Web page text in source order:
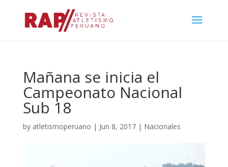
Mañana se inicia el
Campeonato Nacional
Sub 18
by atletismoperuano | Jun 8, 2017| Nacionales